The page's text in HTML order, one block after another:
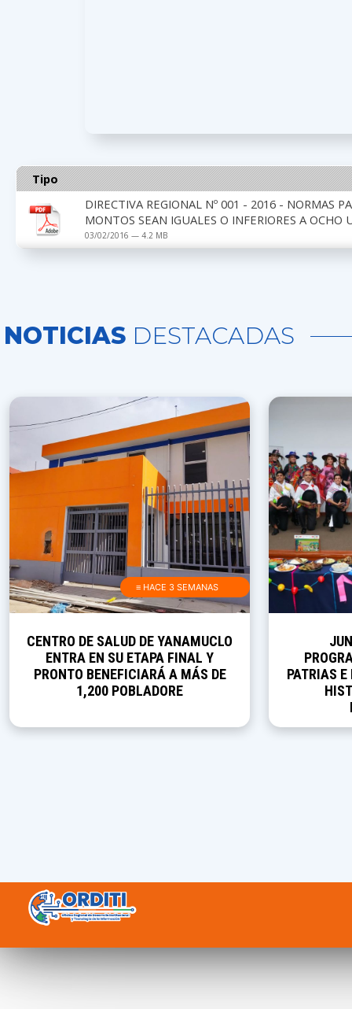
Tipo
DIRECTIVA REGIONAL Nº 001 - 2016 - NORMAS
MONTOS SEAN IGUALES O INFERIORES A
03/02/2016 — 4.2 MB
NOTICIAS DESTACADAS
≡ HACE 3 SEMANAS
CENTRO DE SALUD DE YANAMUCLO
ENTRA EN SU ETAPA FINAL Y
PRONTO BENEFICIARÁ A MÁS DE
1,200 POBLADORE
PATRIAS